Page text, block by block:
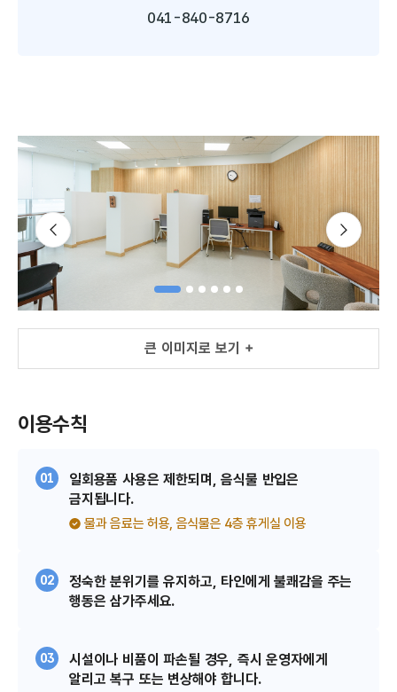
041-840-8716
큰 이미지로 보기 +
큰 이미지로 보기 +
슬라이드 이전
슬라이드 다음
이용수칙
01
일회용품 사용은 제한되며, 음식물 반입은
금지됩니다.
물과 음료는 허용, 음식물은 4층 휴게실 이용
02
정숙한 분위기를 유지하고, 타인에게 불쾌감을 주는
행동은 삼가주세요.
03
시설이나 비품이 파손될 경우, 즉시 운영자에게
알리고복구 또는 변상해야 합니다.